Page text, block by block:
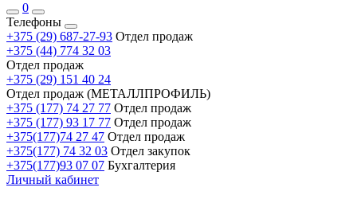
0
Телефоны
+375 (29) 687-27-93 Отдел продаж
+375 (44) 774 32 03
Отдел продаж
+375 (29) 151 40 24
Отдел продаж (МЕТАЛЛПРОФИЛЬ)
+375 (177) 74 27 77 Отдел продаж
+375 (177) 93 17 77 Отдел продаж
+375(177)74 27 47 Отдел продаж
+375(177) 74 32 03 Отдел закупок
+375(177)93 07 07 Бухгалтерия
Личный кабинет